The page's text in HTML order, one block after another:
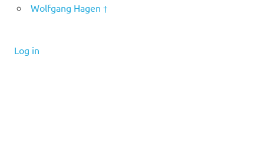
Wolfgang Hagen †
Log in